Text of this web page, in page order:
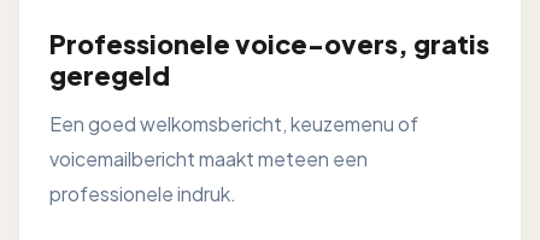
Professionele voice-overs, gratis
geregeld
Een goed welkomsbericht, keuzemenu of
voicemailbericht maakt meteen een
professionele indruk.